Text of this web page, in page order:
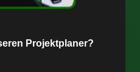
Projektplaner?